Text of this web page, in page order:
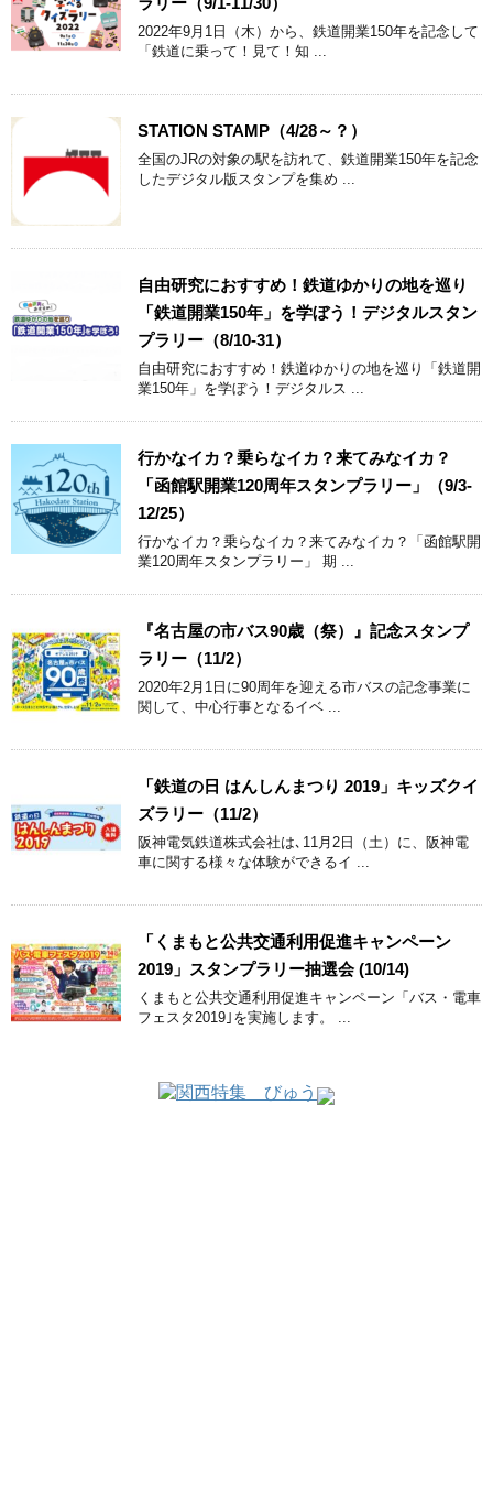
2022年9月1日（木）から、鉄道開業150年を記念して
「鉄道に乗って！見て！知 ...
STATION STAMP（4/28～？）
全国のJRの対象の駅を訪れて、鉄道開業150年を記念
したデジタル版スタンプを集め ...
自由研究におすすめ！鉄道ゆかりの地を巡り
「鉄道開業150年」を学ぼう！デジタルスタン
プラリー（8/10-31）
自由研究におすすめ！鉄道ゆかりの地を巡り「鉄道開
業150年」を学ぼう！デジタルス ...
行かなイカ？乗らなイカ？来てみなイカ？
「函館駅開業120周年スタンプラリー」（9/3-
12/25）
行かなイカ？乗らなイカ？来てみなイカ？「函館駅開
業120周年スタンプラリー」 期 ...
『名古屋の市バス90歳（祭）』記念スタンプ
ラリー（11/2）
2020年2月1日に90周年を迎える市バスの記念事業に
関して、中心行事となるイベ ...
「鉄道の日 はんしんまつり 2019」キッズクイ
ズラリー（11/2）
阪神電気鉄道株式会社は､11月2日（土）に、阪神電
車に関する様々な体験ができるイ ...
「くまもと公共交通利用促進キャンペーン
2019」スタンプラリー抽選会 (10/14)
くまもと公共交通利用促進キャンペーン「バス・電車
フェスタ2019｣を実施します。 ...